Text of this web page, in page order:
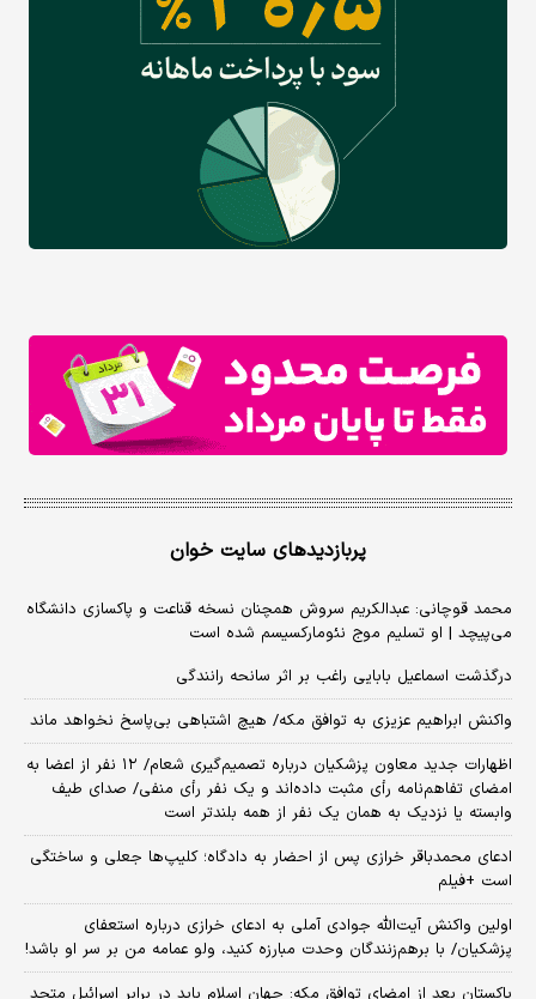
پربازدیدهای سایت خوان
محمد قوچانی: عبدالکریم سروش همچنان نسخه قناعت و پاکسازی دانشگاه
می‌پیچد | او تسلیم موج نئومارکسیسم شده است
درگذشت اسماعیل بابایی راغب بر اثر سانحه رانندگی
واکنش ابراهیم عزیزی به توافق مکه/ هیچ اشتباهی بی‌پاسخ نخواهد ماند
اظهارات جدید معاون پزشکیان درباره تصمیم‌گیری شعام/ ۱۲ نفر از اعضا به
امضای تفاهم‌نامه رأی مثبت داده‌اند و یک نفر رأی منفی/ صدای طیف
وابسته یا نزدیک به همان یک نفر از همه بلندتر است
ادعای محمدباقر خرازی پس از احضار به دادگاه؛ کلیپ‌ها جعلی و ساختگی
است +فیلم
اولین واکنش آیت‌الله جوادی آملی به ادعای خرازی درباره استعفای
پزشکیان/ با برهم‌زنندگان وحدت مبارزه کنید، ولو عمامه من بر سر او باشد!